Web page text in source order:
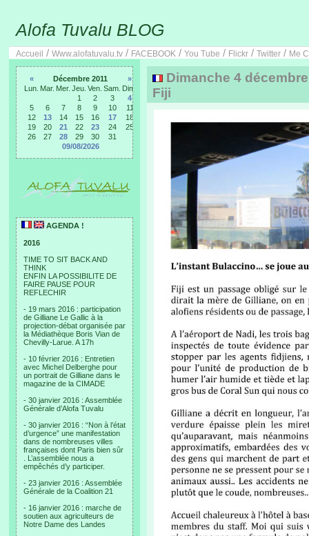
Alofa Tuvalu BLOG
Accueil / Www.alofatuvalu.tv / FACEBOOK / You Tube / Flickr / Twitter / Me
« Décembre 2011
»
Lun. Mar. Mer. Jeu. Ven. Sam. Dim.
1
2 3
4
5
6 7 8 9 10
11
12
13 14 15 16 17
18
19
20 21 22 23 24
25
26
27 28 29 30
31
09/08/2026
AGENDA !
2016
TIME TO SIT BACK AND
THINK
ENFIN LA POSSIBILITE DE
FAIRE PAUSE POUR
REFLECHIR
- 19 mars 2016 : participation
de Gilliane Le Gallic à la
projection-débat organisée par
la Médiathèque Boris Vian de
Chevilly-Larue. A 17h
- 10 février 2016 : Entretien
avec Michel Delberghe pour
un portrait de Gilliane dans le
magazine de la CIMADE
- 30 janvier 2016 : Assemblée
Générale d’Alofa Tuvalu
- 30 janvier 2016 : “Non à l’état
d’urgence” une manifestation
dans de nombreuses villes
françaises dont Paris bien sûr
. L’assemblée nous a
empêchés d’y participer.
- 23 janvier 2016 : Assemblée
Générale de la Coalition 21
- 16 janvier 2016 : marche de
soutien aux agriculteurs de
Notre Dame des Landes
Dimanche 4
Fiji